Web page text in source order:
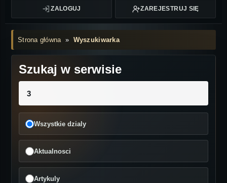
ZALOGUJ ZAREJESTRUJ SIĘ
Strona główna» Wyszukiwarka
Szukaj w serwisie
Wszystkie dzialy
Aktualnosci
Artykuly